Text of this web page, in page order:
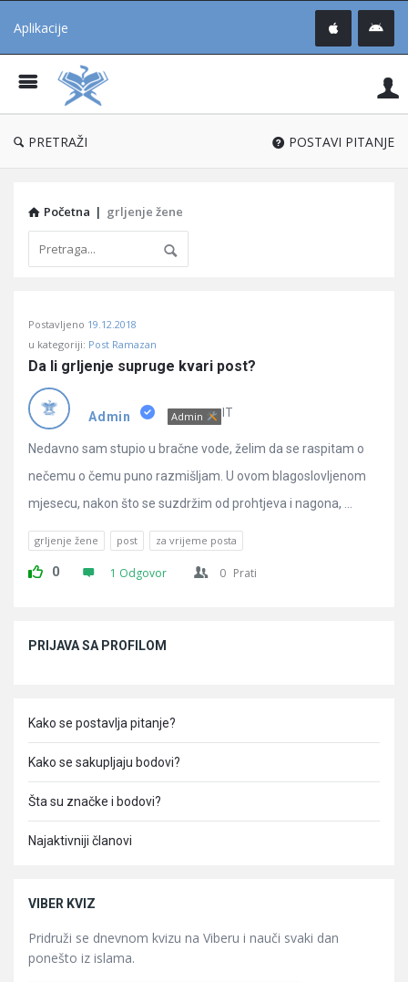
Aplikacije
®
PRETRAŽI POSTAVI PITANJE
Početna | grljenje žene
Učene
Latest
Pitanja
Postavljeno 19.12.2018
u kategoriji: Post Ramazan
Da li grljenje supruge kvari post?
Admin Admin IT
Nedavno sam stupio u bračne vode, želim da se raspitam o
nečemu o čemu puno razmišljam. U ovom blagoslovljenom
mjesecu, nakon što se suzdržim od prohtjeva i nagona, ...
grljenje žene post za vrijeme posta
0 1 Odgovor 0 Prati
PRIJAVA SA PROFILOM
Kako se postavlja pitanje?
Kako se sakupljaju bodovi?
Šta su značke i bodovi?
Najaktivniji članovi
VIBER KVIZ
Pridruži se dnevnom kvizu na Viberu i nauči svaki dan
ponešto iz islama.